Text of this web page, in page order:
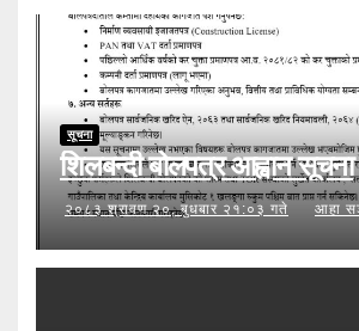
सूचना
शिलबन्दी बोलपत्र आह्वान सूचना
२०८३ श्रावण २०, बुधबार २१:०३ गते आहा